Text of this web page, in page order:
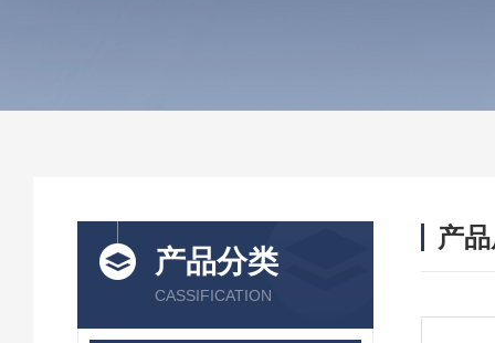
产品分类
CASSIFICATION
产